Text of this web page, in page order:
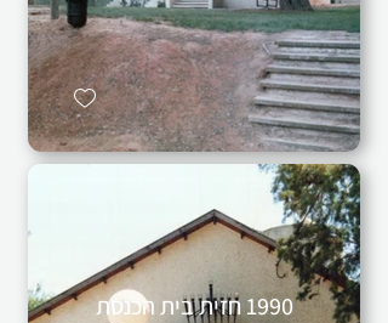
1990 חזית בית הכנסת